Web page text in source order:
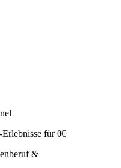
für 0€
&